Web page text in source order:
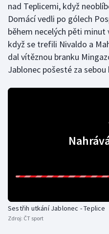
nad Teplicemi, když
Domácí vedli po gólech
během necelých pěti
když se trefili Nivaldo a
dal vítěznou branku
Jablonec pošesté za sebou
Sestřih utkání Jablonec - Teplice
Zdroj: ČT sport